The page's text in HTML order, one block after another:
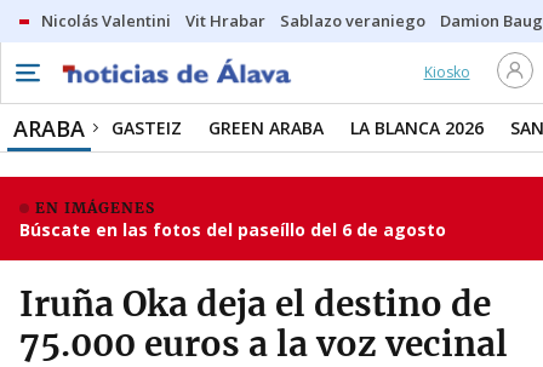
Nicolás Valentini Vit Hrabar Sablazo veraniego Damion
Kiosko
ARABA GASTEIZ GREEN ARABA LA BLANCA 2026
EN IMÁGENES
Búscate en las fotos del paseíllo del 6 de agosto
Iruña Oka deja el destino de
75.000 euros a la voz vecinal